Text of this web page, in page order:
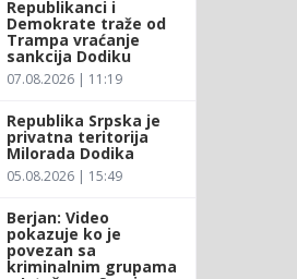
Republikanci i
Demokrate traže od
Trampa vraćanje
sankcija Dodiku
07.08.2026 | 11:19
Republika Srpska je
privatna teritorija
Milorada Dodika
05.08.2026 | 15:49
Berjan: Video
pokazuje ko je
povezan sa
kriminalnim grupama